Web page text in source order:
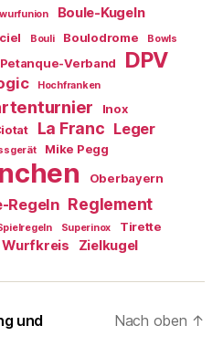
Boule-Kugeln
Bouli Boulodrome Bowls
Verband DPV
Hochfranken
Inox
La Franc Leger
Mike Pegg
Oberbayern
Regeln Reglement
Superinox
Tirette
Wurfkreis Zielkugel
und
Nach oben ↑